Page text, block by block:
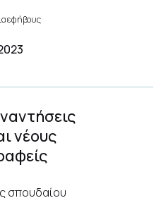
εφήβους
νέους
σπουδαίου